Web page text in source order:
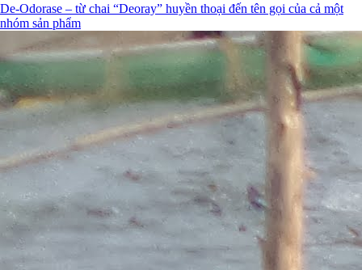
De-Odorase – từ chai “Deoray” huyền thoại đến tên gọi của cả một
nhóm sản phẩm